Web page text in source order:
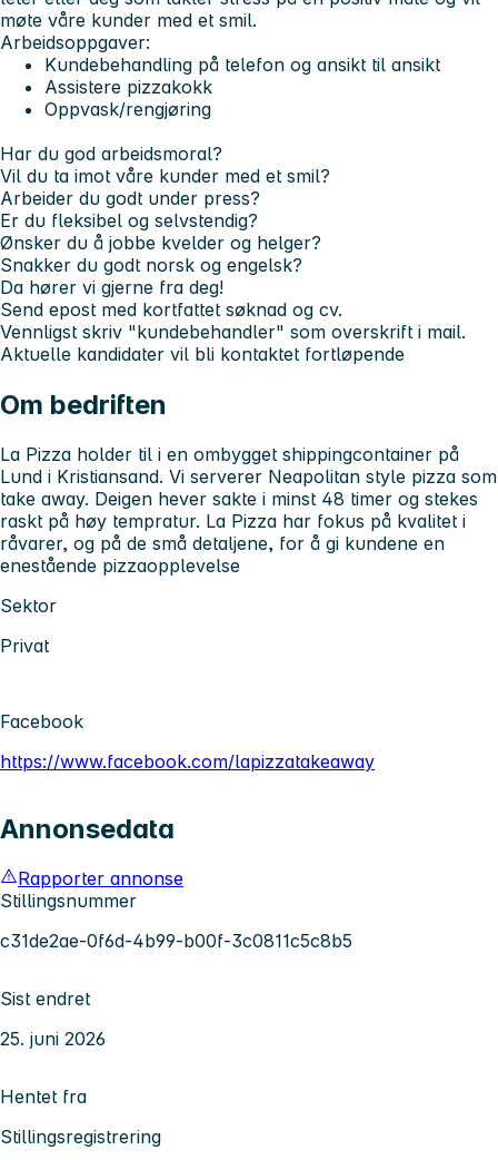
møte våre kunder med et smil.
Arbeidsoppgaver:
Kundebehandling på telefon og ansikt til ansikt
Assistere pizzakokk
Oppvask/rengjøring
Har du god arbeidsmoral?
Vil du ta imot våre kunder med et smil?
Arbeider du godt under press?
Er du fleksibel og selvstendig?
Ønsker du å jobbe kvelder og helger?
Snakker du godt norsk og engelsk?
Da hører vi gjerne fra deg!
Send epost med kortfattet søknad og cv.
Vennligst skriv "kundebehandler" som overskrift i mail.
Aktuelle kandidater vil bli kontaktet fortløpende
Om bedriften
La Pizza holder til i en ombygget shippingcontainer på
Lund i Kristiansand. Vi serverer Neapolitan style pizza som
take away. Deigen hever sakte i minst 48 timer og stekes
raskt på høy tempratur. La Pizza har fokus på kvalitet i
råvarer, og på de små detaljene, for å gi kundene en
enestående pizzaopplevelse
Sektor
Privat
Facebook
https://www.facebook.com/lapizzatakeaway
Annonsedata
Rapporter annonse
Stillingsnummer
c31de2ae-0f6d-4b99-b00f-3c0811c5c8b5
Sist endret
25. juni 2026
Hentet fra
Stillingsregistrering